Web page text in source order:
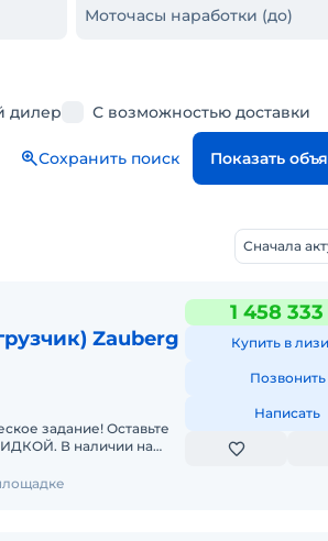
Моточасы наработки (до)
дилер С возможностью доставки
Сохранить поиск Показать
Сначала
Zauberg
Оставьте
на
1 458
Купить в
Позвонить
Написать